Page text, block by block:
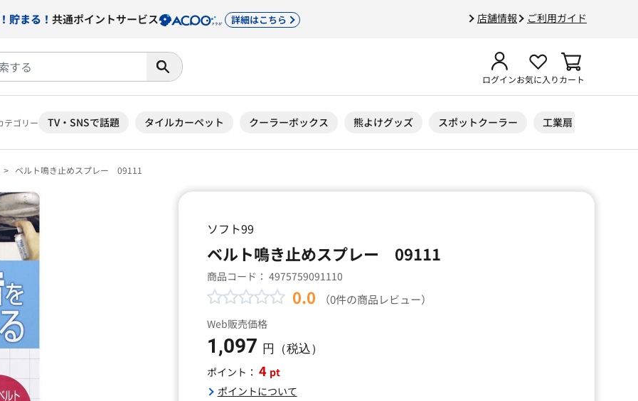
店舗情報 ご利用ガイド
貯まる！ 共通ポイントサービス 詳細はこちら
ログインお気に入りカート
テゴリー TV・SNSで話題 タイルカーペット クーラーボックス 熊よけグッズ スポットクーラー 工業扇
ベルト鳴き止めスプレー 09111
ソフト99
ベルト鳴き止めスプレー 09111
商品コード： 4975759091110
0.0 （0件の商品レビュー）
Web販売価格
1,097 円（税込）
ポイント： 4 pt
ポイントについて